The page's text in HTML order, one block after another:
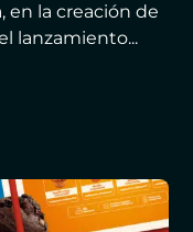
en la creación de
lanzamiento...